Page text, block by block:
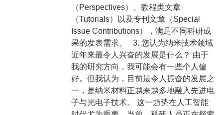
（Perspectives）、教程类文章
（Tutorials）以及专刊文章（Special
Issue Contributions），满足不同科研成
果的发表需求。 3. 您认为纳米技术领域
近年来最令人兴奋的发展是什么？ 由于
我的研究方向，我可能会有一些个人偏
好。但我认为，目前最令人振奋的发展之
一，是纳米材料正越来越多地融入先进电
子与光电子技术。 这一趋势在人工智能